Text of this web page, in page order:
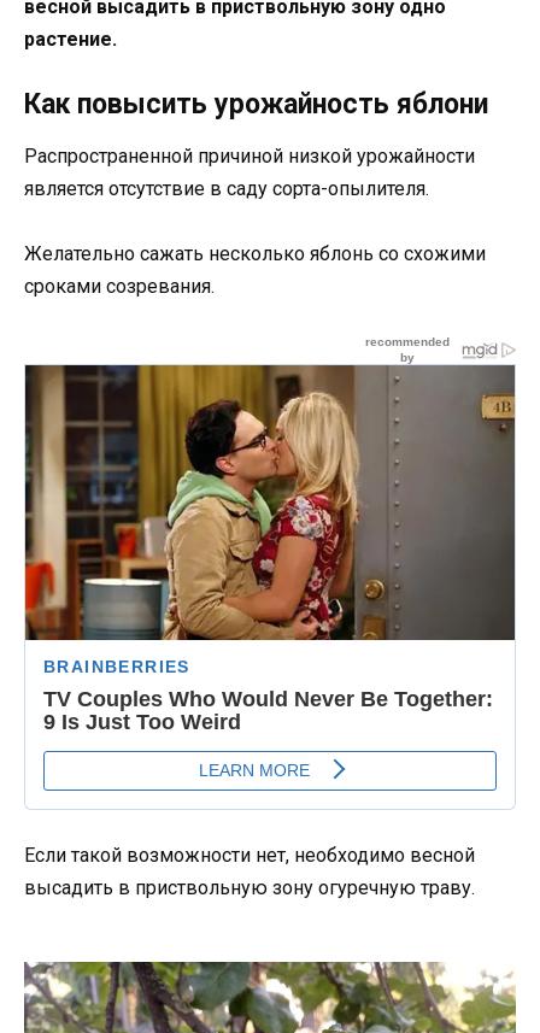
весной высадить в приствольную зону одно
растение.
Как повысить урожайность яблони
Распространенной причиной низкой урожайности
является отсутствие в саду сорта-опылителя.
Желательно сажать несколько яблонь со схожими
сроками созревания.
Если такой возможности нет, необходимо весной
высадить в приствольную зону огуречную траву.